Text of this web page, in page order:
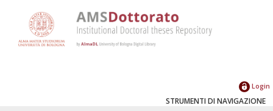
Login
STRUMENTI DI NAVIGAZIONE